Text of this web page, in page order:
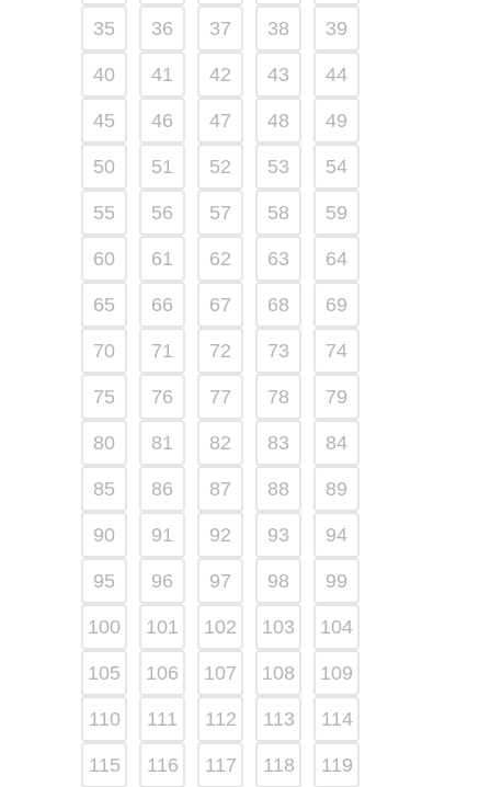
35 36 37 38 39
40 41 42 43 44
45 46 47 48 49
50 51 52 53 54
55 56 57 58 59
60 61 62 63 64
65 66 67 68 69
70 71 72 73 74
75 76 77 78 79
80 81 82 83 84
85 86 87 88 89
90 91 92 93 94
95 96 97 98 99
100 101 102 103 104
105 106 107 108 109
110 111 112 113 114
115 116 117 118 119